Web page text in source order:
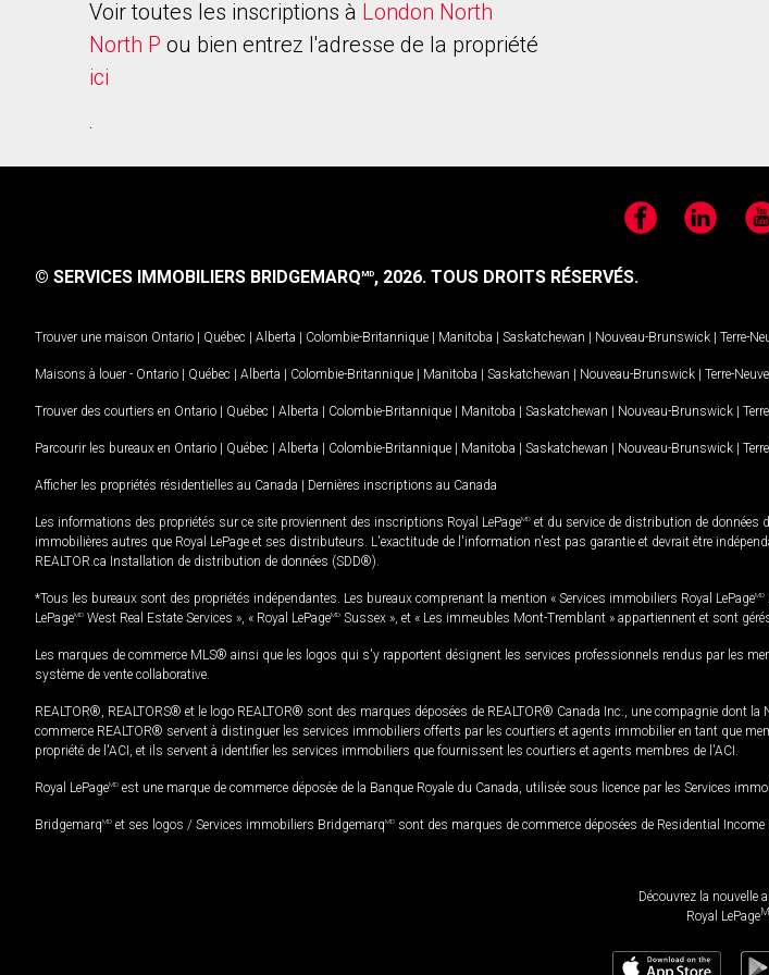
Voir toutes les inscriptions à London North
North P ou bien entrez l'adresse de la propriété
ici
.
FacebookLinkedIn
© SERVICES IMMOBILIERS BRIDGEMARQMD, 2026. TOUS DROITS RÉSERVÉS.
Trouver une maison Ontario | Québec | Alberta | Colombie-Britannique | Manitoba | Saskatchewan | Nouveau-Brunswick | Terre-
Maisons à louer - Ontario | Québec | Alberta | Colombie-Britannique | Manitoba | Saskatchewan | Nouveau-Brunswick | Terre-
Trouver des courtiers en Ontario | Québec | Alberta | Colombie-Britannique | Manitoba | Saskatchewan | Nouveau-Brunswick |
Parcourir les bureaux en Ontario | Québec | Alberta | Colombie-Britannique | Manitoba | Saskatchewan | Nouveau-Brunswick |
Afficher les propriétés résidentielles au Canada | Dernières inscriptions au Canada
Les informations des propriétés sur ce site proviennent des inscriptions Royal LePageMD et du service de distribution de données
immobilières autres que Royal LePage et ses distributeurs. L'exactitude de l'information n'est pas garantie et devrait être
REALTOR.ca Installation de distribution de données (SDD®).
*Tous les bureaux sont des propriétés indépendantes. Les bureaux comprenant la mention « Services immobiliers Royal LePageMD
LePageMD West Real Estate Services », « Royal LePageMD Sussex », et « Les immeubles Mont-Tremblant » appartiennent et sont
Les marques de commerce MLS® ainsi que les logos qui s'y rapportent désignent les services professionnels rendus par les
système de vente collaborative.
REALTOR®, REALTORS® et le logo REALTOR® sont des marques déposées de REALTOR® Canada Inc., une compagnie
commerce REALTOR® servent à distinguer les services immobiliers offerts par les courtiers et agents immobilier en tant que
propriété de l'ACI, et ils servent à identifier les services immobiliers que fournissent les courtiers et agents membres de l'ACI.
Royal LePageMD est une marque de commerce déposée de la Banque Royale du Canada, utilisée sous licence par les Services
BridgemarqMD et ses logos / Services immobiliers BridgemarqMD sont des marques de commerce déposées de Residential
Découvrez la nouvelle
Royal LePage